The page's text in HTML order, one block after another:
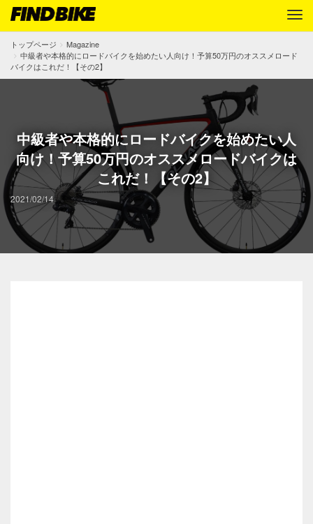
トップページ
Magazine
中級者や本格的にロードバイクを始めたい人向け！予算50万円のオススメロード
バイクはこれだ！【その2】
中級者や本格的にロードバイクを始めたい人
向け！予算50万円のオススメロードバイクは
これだ！【その2】
2021/02/14